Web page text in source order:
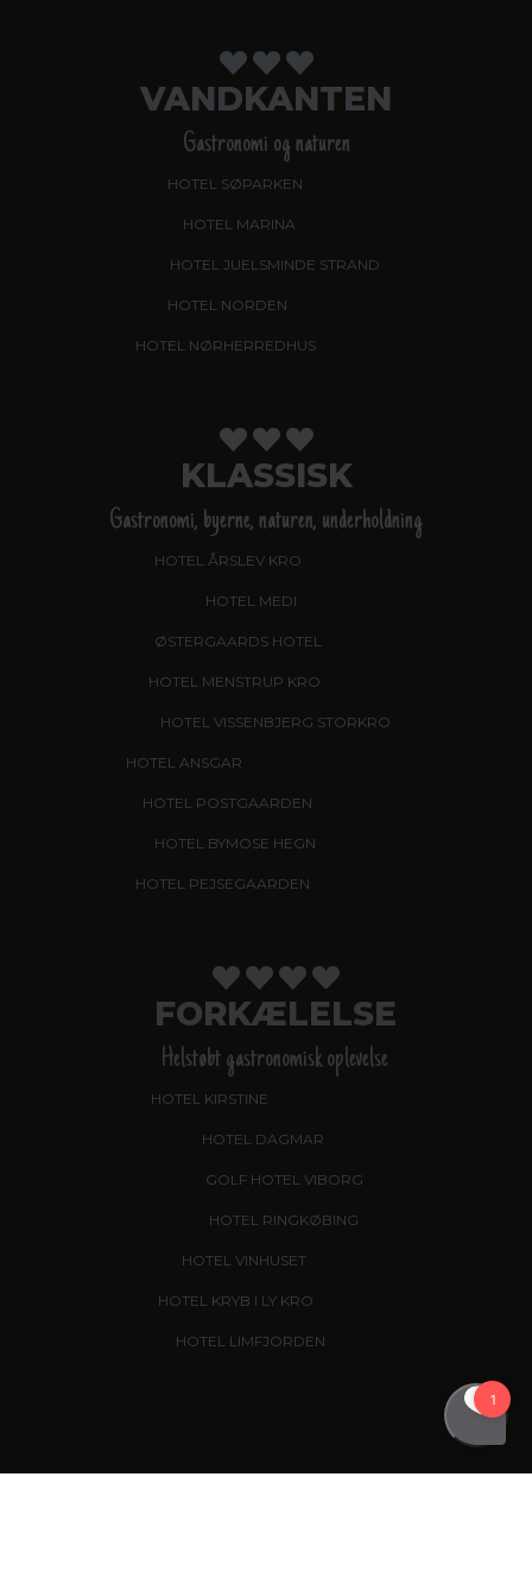
VANDKANTEN
Gastronomi og naturen
HOTEL SØPARKEN
HOTEL MARINA
HOTEL JUELSMINDE STRAND
HOTEL NORDEN
HOTEL NØRHERREDHUS, NORDBORG
KLASSISK
Gastronomi, byerne, naturen, underholdning
HOTEL ÅRSLEV KRO
HOTEL MEDI
ØSTERGAARDS HOTEL
HOTEL MENSTRUP KRO
HOTEL VISSENBJERG STORKRO
HOTEL ANSGAR
HOTEL POSTGAARDEN
HOTEL BYMOSE HEGN
HOTEL PEJSEGAARDEN
FORKÆLELSE
Helstøbt gastronomisk oplevelse
HOTEL KIRSTINE
HOTEL DAGMAR
GOLF HOTEL VIBORG
HOTEL RINGKØBING
HOTEL VINHUSET, NÆSTVED
HOTEL KRYB I LY KRO
HOTEL LIMFJORDEN